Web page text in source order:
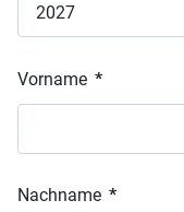
Vorname *
Nachname *